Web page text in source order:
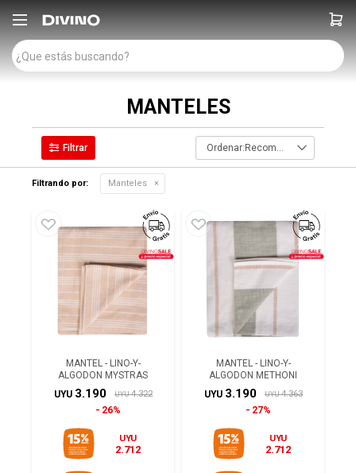

MANTELES
Recomendados
Filtrando por: Manteles
MANTEL - LINO-Y-
ALGODON MYSTRAS
UYU 3.190 UYU 4.322
26%
UYU
2.712
MANTEL - LINO-Y-
ALGODON METHONI
UYU 3.190 UYU 4.363
27%
UYU
2.712